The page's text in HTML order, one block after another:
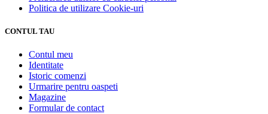
Politica de utilizare Cookie-uri
CONTUL TAU
Contul meu
Identitate
Istoric comenzi
Urmarire pentru oaspeti
Magazine
Formular de contact